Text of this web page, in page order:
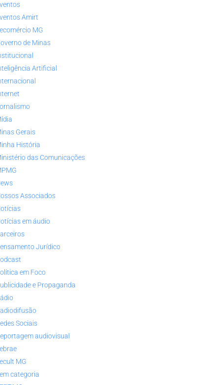
Amirt
MG
de Minas
Artificial
Gerais
História
das Comunicações
Associados
em áudio
Jurídico
em Foco
e Propaganda
Sociais
audiovisual
MG
categoria